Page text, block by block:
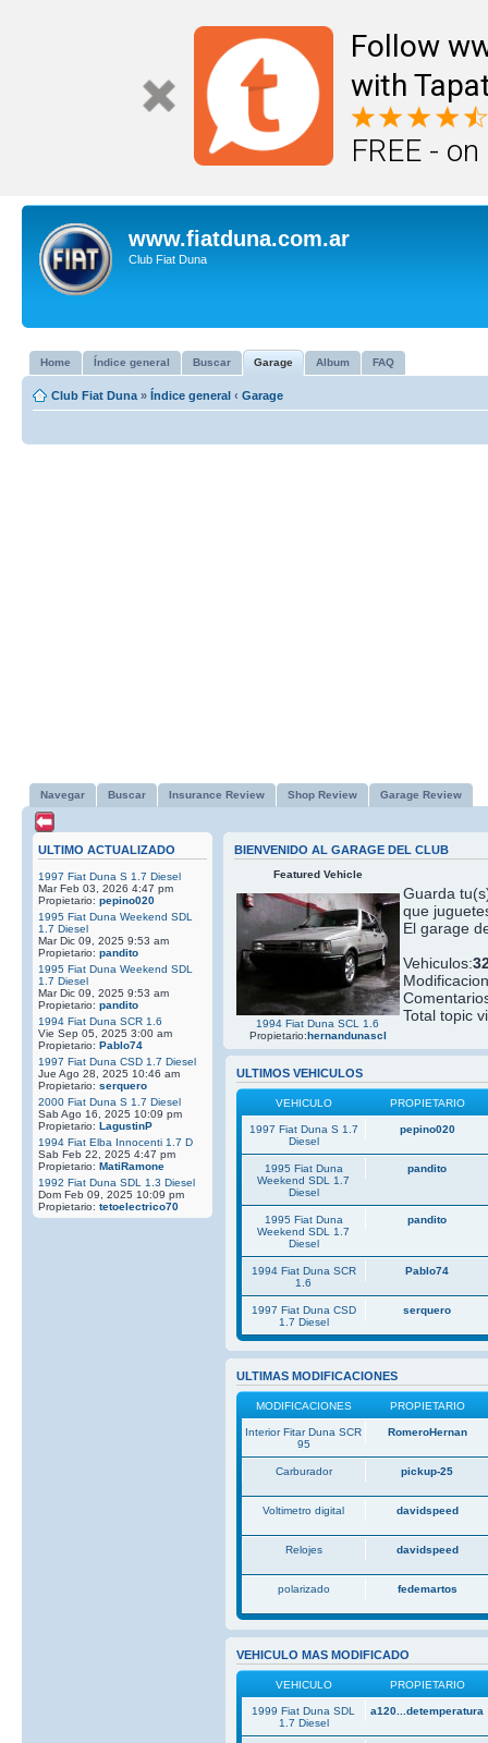
Follow
with
FREE -
www.fiatduna.com.ar
Club Fiat Duna
Home Índice general Buscar Garage Album FAQ
Club Fiat Duna » Índice general ‹ Garage
Navegar Buscar Insurance Review Shop Review Garage Review
ULTIMO ACTUALIZADO
1997 Fiat Duna S 1.7 Diesel
Mar Feb 03, 2026 4:47 pm
Propietario: pepino020
1995 Fiat Duna Weekend SDL
1.7 Diesel
Mar Dic 09, 2025 9:53 am
Propietario: pandito
1995 Fiat Duna Weekend SDL
1.7 Diesel
Mar Dic 09, 2025 9:53 am
Propietario: pandito
1994 Fiat Duna SCR 1.6
Vie Sep 05, 2025 3:00 am
Propietario: Pablo74
1997 Fiat Duna CSD 1.7 Diesel
Jue Ago 28, 2025 10:46 am
Propietario: serquero
2000 Fiat Duna S 1.7 Diesel
Sab Ago 16, 2025 10:09 pm
Propietario: LagustinP
1994 Fiat Elba Innocenti 1.7 D
Sab Feb 22, 2025 4:47 pm
Propietario: MatiRamone
1992 Fiat Duna SDL 1.3 Diesel
Dom Feb 09, 2025 10:09 pm
Propietario: tetoelectrico70
BIENVENIDO AL GARAGE DEL CLUB
Featured Vehicle
1994 Fiat Duna SCL 1.6
Propietario:hernandunascl
Guarda
que
El garage
Vehiculos:
Total topic
ULTIMOS VEHICULOS
VEHICULO PROPIETARIO
1997 Fiat Duna S 1.7
Diesel
pepino020
1995 Fiat Duna
Weekend SDL 1.7
Diesel
pandito
1995 Fiat Duna
Weekend SDL 1.7
Diesel
pandito
1994 Fiat Duna SCR
1.6
Pablo74
1997 Fiat Duna CSD
1.7 Diesel
serquero
ULTIMAS MODIFICACIONES
MODIFICACIONES PROPIETARIO
Interior Fitar Duna SCR
95
RomeroHernan
Carburador pickup-25
Voltimetro digital davidspeed
Relojes davidspeed
polarizado fedemartos
VEHICULO MAS MODIFICADO
VEHICULO PROPIETARIO
1999 Fiat Duna SDL
1.7 Diesel
a120...detemperatura